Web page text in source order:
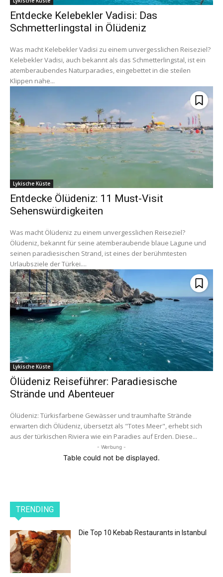
Entdecke Kelebekler Vadisi: Das
Schmetterlingstal in Ölüdeniz
Was macht Kelebekler Vadisi zu einem unvergesslichen Reiseziel?
Kelebekler Vadisi, auch bekannt als das Schmetterlingstal, ist ein
atemberaubendes Naturparadies, eingebettet in die steilen
Klippen nahe...
Lykische Küste
Entdecke Ölüdeniz: 11 Must-Visit
Sehenswürdigkeiten
Was macht Ölüdeniz zu einem unvergesslichen Reiseziel?
Ölüdeniz, bekannt für seine atemberaubende blaue Lagune und
seinen paradiesischen Strand, ist eines der berühmtesten
Urlaubsziele der Türkei....
Lykische Küste
Ölüdeniz Reiseführer: Paradiesische
Strände und Abenteuer
Ölüdeniz: Türkisfarbene Gewässer und traumhafte Strände
erwarten dich Ölüdeniz, übersetzt als "Totes Meer", erhebt sich
aus der türkischen Riviera wie ein Paradies auf Erden. Diese...
- Werbung -
Table could not be displayed.
TRENDING
Die Top 10 Kebab Restaurants in Istanbul